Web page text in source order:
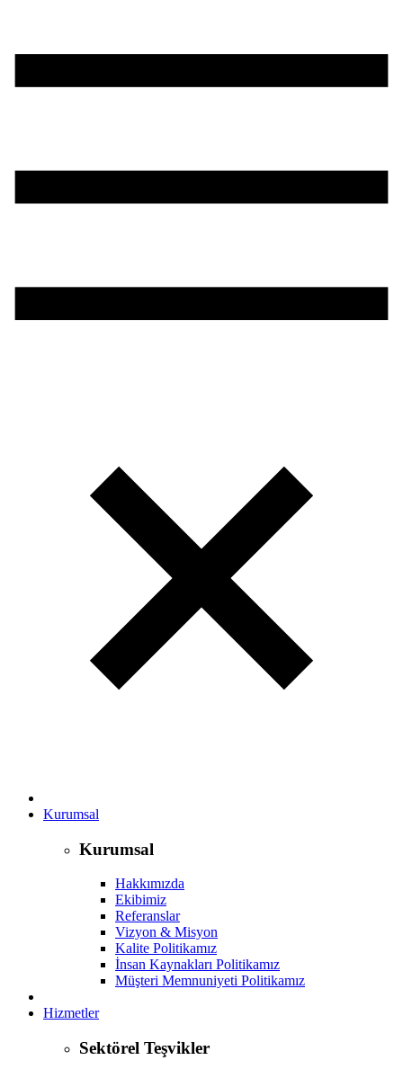
Kurumsal
Kurumsal
Hakkımızda
Ekibimiz
Referanslar
Vizyon & Misyon
Kalite Politikamız
İnsan Kaynakları Politikamız
Müşteri Memnuniyeti Politikamız
Hizmetler
Sektörel Teşvikler